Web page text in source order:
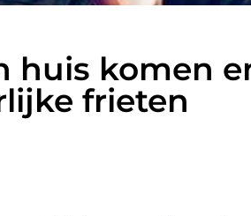
huis komen
frieten